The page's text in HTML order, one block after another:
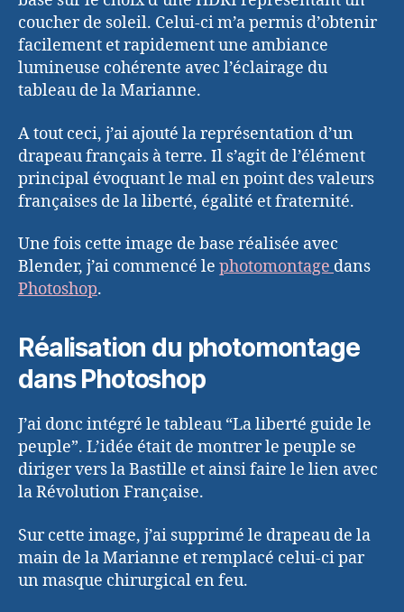
coucher de soleil. Celui-ci m’a permis d’obtenir
facilement et rapidement une ambiance
lumineuse cohérente avec l’éclairage du
tableau de la Marianne.
A tout ceci, j’ai ajouté la représentation d’un
drapeau français à terre. Il s’agit de l’élément
principal évoquant le mal en point des valeurs
françaises de la liberté, égalité et fraternité.
Une fois cette image de base réalisée avec
Blender, j’ai commencé le photomontage dans
Photoshop.
Réalisation du photomontage
dans Photoshop
J’ai donc intégré le tableau “La liberté guide le
peuple”. L’idée était de montrer le peuple se
diriger vers la Bastille et ainsi faire le lien avec
la Révolution Française.
Sur cette image, j’ai supprimé le drapeau de la
main de la Marianne et remplacé celui-ci par
un masque chirurgical en feu.